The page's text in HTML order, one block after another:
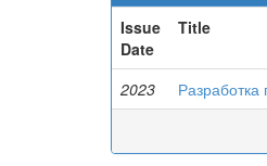
Issue
Date
Title
2023